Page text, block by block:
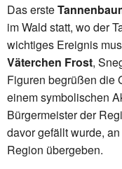
Das erste
im Wald statt, wo der
wichtiges Ereignis
Väterchen Frost,
Figuren begrüßen die
einem symbolischen
Bürgermeister der
davor gefällt wurde,
Region übergeben.